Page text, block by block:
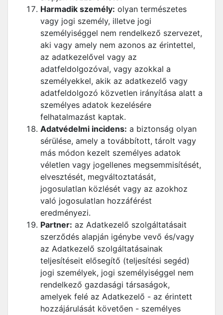
Harmadik személy: olyan természetes
vagy jogi személy, illetve jogi
személyiséggel nem rendelkező szervezet,
aki vagy amely nem azonos az érintettel,
az adatkezelővel vagy az
adatfeldolgozóval, vagy azokkal a
személyekkel, akik az adatkezelő vagy
adatfeldolgozó közvetlen irányítása alatt a
személyes adatok kezelésére
felhatalmazást kaptak.
Adatvédelmi incidens: a biztonság olyan
sérülése, amely a továbbított, tárolt vagy
más módon kezelt személyes adatok
véletlen vagy jogellenes megsemmisítését,
elvesztését, megváltoztatását,
jogosulatlan közlését vagy az azokhoz
való jogosulatlan hozzáférést
eredményezi.
Partner: az Adatkezelő szolgáltatásait
szerződés alapján igénybe vevő és/vagy
az Adatkezelő szolgáltatásainak
teljesítéseit elősegítő (teljesítési segéd)
jogi személyek, jogi személyiséggel nem
rendelkező gazdasági társaságok,
amelyek felé az Adatkezelő - az érintett
hozzájárulását követően - személyes